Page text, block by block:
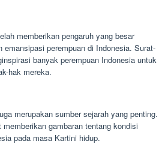
memberikan pengaruh yang besar
emansipasi perempuan di Indonesia. Surat-
banyak perempuan Indonesia untuk
hak mereka.
merupakan sumber sejarah yang penting.
gambaran tentang kondisi
pada masa Kartini hidup.